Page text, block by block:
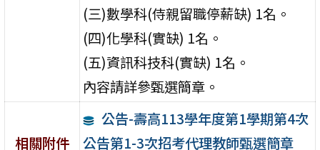
(三)數學科(侍親留職停薪缺) 1名。
(四)化學科(實缺) 1名。
(五)資訊科技科(實缺) 1名。
內容請詳參甄選簡章。
相關附件
公告-壽高113學年度第1學期第4次
公告第1-3次招考代理教師甄選簡章